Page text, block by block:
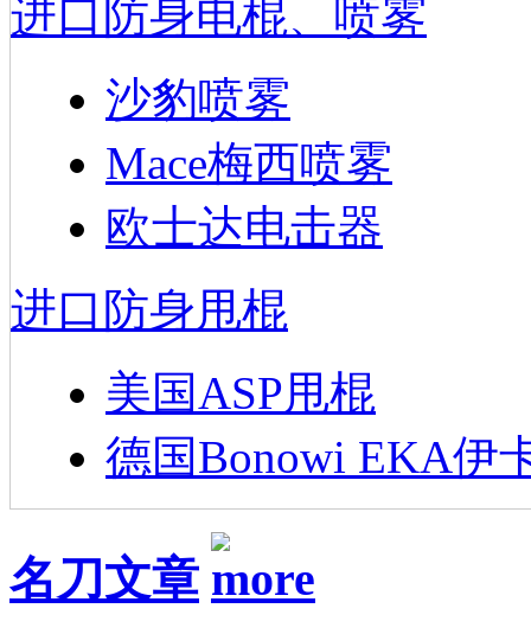
进口防身电棍、喷雾
沙豹喷雾
Mace梅西喷雾
欧士达电击器
进口防身甩棍
美国ASP甩棍
德国Bonowi EKA伊
名刀文章